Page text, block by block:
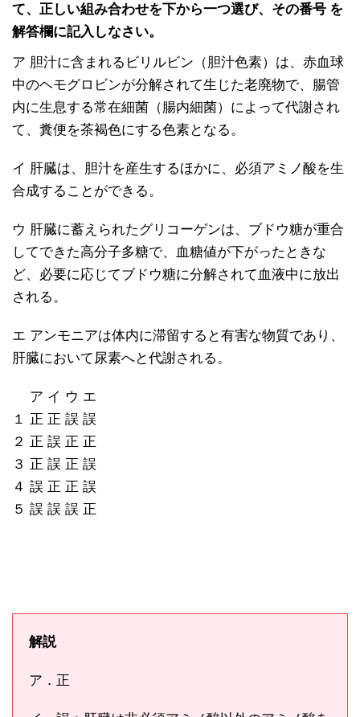
て、正しい組み合わせを下から一つ選び、その番号 を
解答欄に記入しなさい。
ア 胆汁に含まれるビリルビン（胆汁色素）は、赤血球
中のヘモグロビンが分解されて生じた老廃物で、腸管
内に生息する常在細菌（腸内細菌）によって代謝され
て、糞便を茶褐色にする色素となる。
イ 肝臓は、胆汁を産生するほかに、必須アミノ酸を生
合成することができる。
ウ 肝臓に蓄えられたグリコーゲンは、ブドウ糖が重合
してできた高分子多糖で、血糖値が下がったときな
ど、必要に応じてブドウ糖に分解されて血液中に放出
される。
エ アンモニアは体内に滞留すると有害な物質であり、
肝臓において尿素へと代謝される。
ア イ ウ エ
１ 正 正 誤 誤
２ 正 誤 正 正
３ 正 誤 正 誤
４ 誤 正 正 誤
５ 誤 誤 誤 正
解説
ア．正